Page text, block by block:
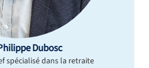
Dubosc
spécialisé dans la retraite